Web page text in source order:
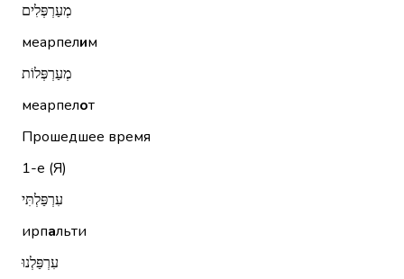
מְעַרְפְּלִים
меарпелим
מְעַרְפְּלוֹת
меарпелот
Прошедшее время
1-е (Я)
עִרְפַּלְתִּי
ирпальти
עִרְפַּלְנוּ